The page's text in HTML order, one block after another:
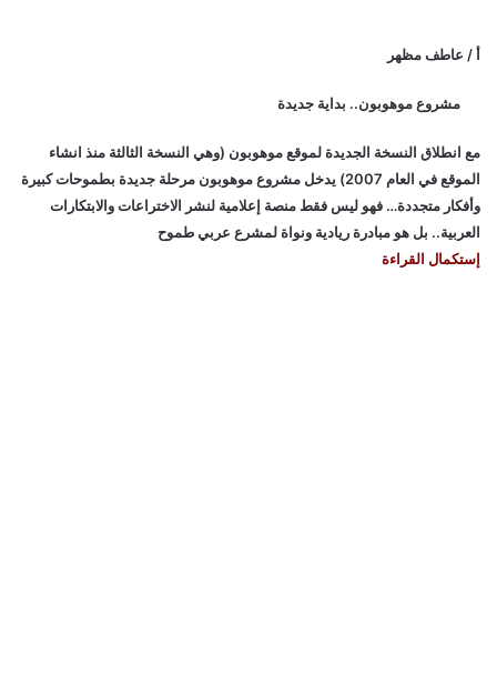
أ / عاطف مظهر
مشروع موهوبون.. بداية جديدة
مع انطلاق النسخة الجديدة لموقع موهوبون (وهي النسخة الثالثة منذ انشاء
الموقع في العام 2007) يدخل مشروع موهوبون مرحلة جديدة بطموحات كبيرة
وأفكار متجددة… فهو ليس فقط منصة إعلامية لنشر الاختراعات والابتكارات
العربية.. بل هو مبادرة ريادية ونواة لمشرع عربي طموح
إستكمال القراءة